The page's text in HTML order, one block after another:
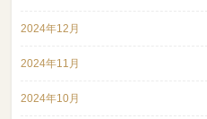
2024年12月
2024年11月
2024年10月